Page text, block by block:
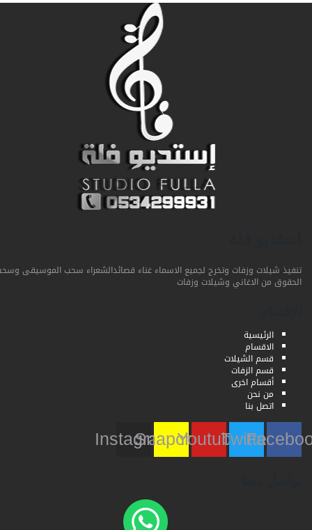
تنفيذ شيلات وزفات وتخرج لجميع الاسماء غناء قصائدالشعراء سحب الموسيقى وسحب
الحقوق من الاغاني وشيلات وزفات
الرئيسية
الاقسام
قسم الشيلات
قسم الزفات
أقسام اخرى
من نحن
اتصل بنا
Twitter
Youtube
Snapchat
Instagram